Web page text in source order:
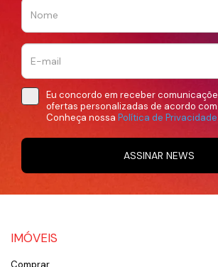
Eu concordo em receber
ofertas personalizadas de acordo
Conheça nossa Política de Privacidade.
ASSINAR NEWS
IMÓVEIS